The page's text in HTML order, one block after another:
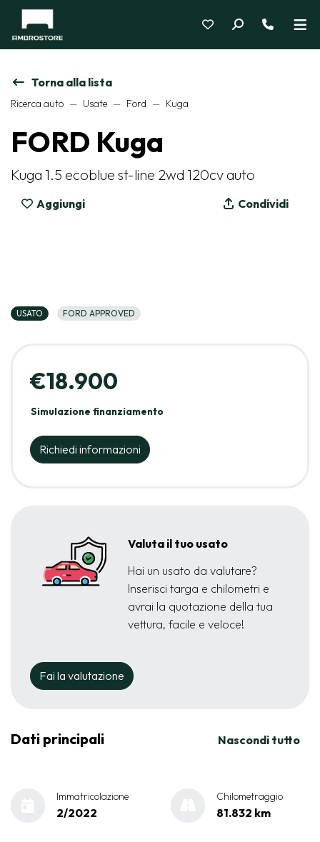
Torna alla lista
Ricerca auto Usate Ford Kuga
FORD Kuga
Kuga 1.5 ecoblue st-line 2wd 120cv auto
Aggiungi Condividi
USATO FORD APPROVED
€18.900
Simulazione finanziamento
Richiedi informazioni
Valuta il tuo usato
Hai un usato da valutare?
Inserisci targa e chilometri e
avrai la quotazione della tua
vettura, facile e veloce!
Fai la valutazione
Dati principali Nascondi tutto
Immatricolazione
2/2022
Chilometraggio
81.832 km